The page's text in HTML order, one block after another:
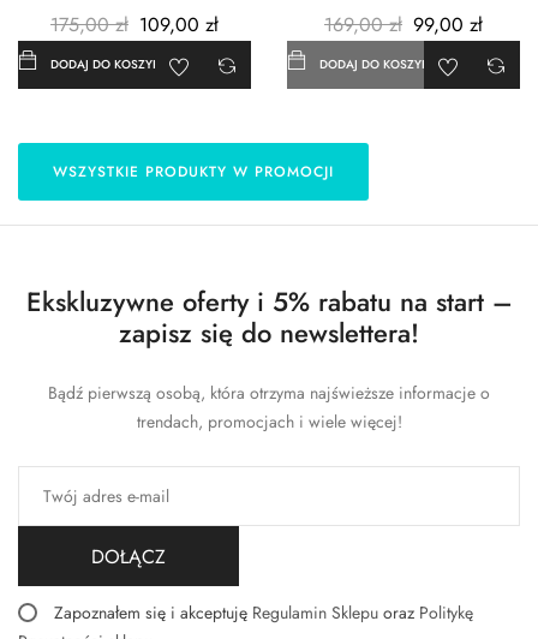
175,00 zł 109,00 zł
DODAJ DO KOSZYKA
169,00 zł 99,00 zł
DODAJ DO KOSZYKA
WSZYSTKIE PRODUKTY W PROMOCJI
Ekskluzywne oferty i 5% rabatu na start –
zapisz się do newslettera!
Bądź pierwszą osobą, która otrzyma najświeższe informacje o
trendach, promocjach i wiele więcej!
DOŁĄCZ
Zapoznałem się i akceptuję Regulamin Sklepu oraz Politykę